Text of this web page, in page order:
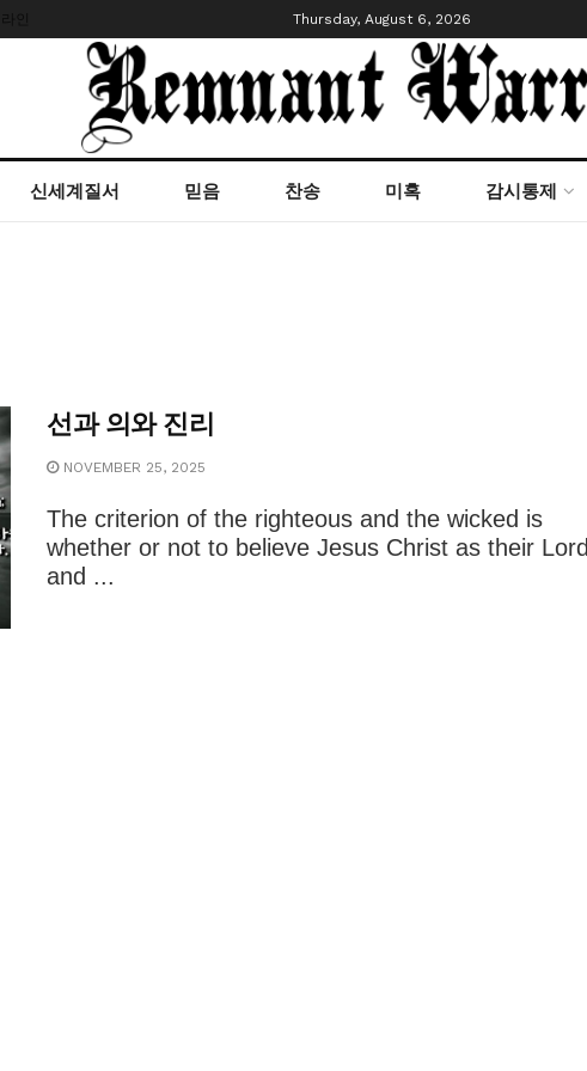
Thursday, August 6, 2026
신세계질서 믿음 찬송 미혹 감시통제
선과 의와 진리
NOVEMBER 25, 2025
The criterion of the righteous and the wicked is
whether or not to believe Jesus Christ as their Lord
and ...